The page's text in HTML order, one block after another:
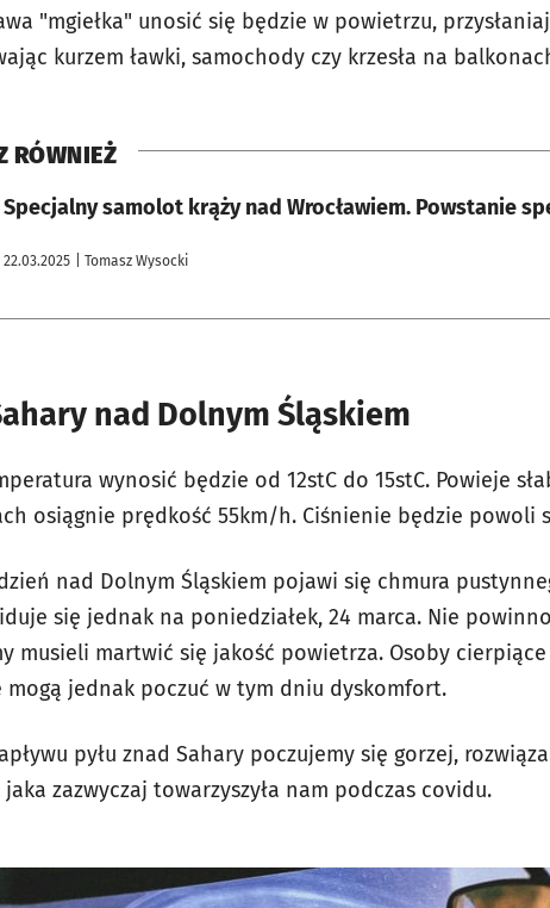
"mgiełka" unosić się będzie w powietrzu,
kurzem ławki, samochody czy krzesła na
RÓWNIEŻ
Specjalny samolot krąży nad Wrocławiem. Powstanie
22.03.2025 | Tomasz Wysocki
nad Dolnym Śląskiem
wynosić będzie od 12stC do 15stC. Powieje
osiągnie prędkość 55km/h. Ciśnienie będzie powoli
nad Dolnym Śląskiem pojawi się chmura
się jednak na poniedziałek, 24 marca. Nie
musieli martwić się jakość powietrza. Osoby
mogą jednak poczuć w tym dniu dyskomfort.
pyłu znad Sahary poczujemy się gorzej,
zazwyczaj towarzyszyła nam podczas covidu.